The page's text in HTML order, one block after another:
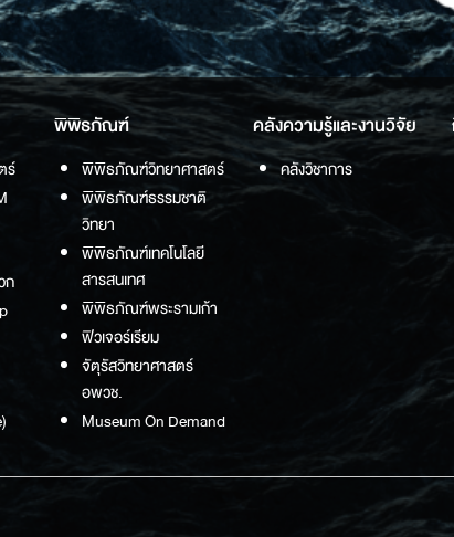
ร์
ก
พิพิธภัณฑ์
พิพิธภัณฑ์วิทยาศาสตร์
พิพิธภัณฑ์ธรรมชาติ
วิทยา
พิพิธภัณฑ์เทคโนโลยี
สารสนเทศ
พิพิธภัณฑ์พระรามเก้า
ฟิวเจอร์เรียม
จัตุรัสวิทยาศาสตร์
อพวช.
Museum On Demand
คลังความรู้และงานวิจัย
คลังวิชาการ